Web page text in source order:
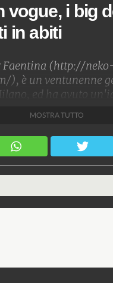
vogue, i big
in abiti
Faentina (http://
), è un ventunenne
ed ha avuto
MOSTRA TUTTO